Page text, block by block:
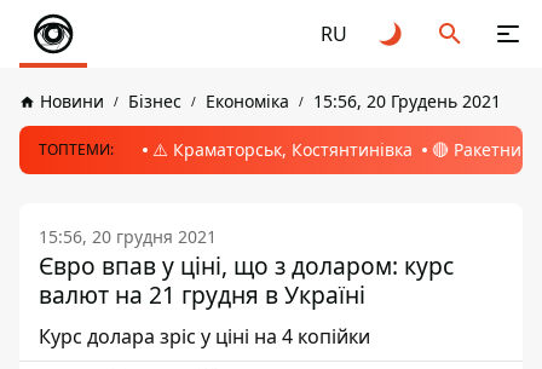
RU
Новини Бізнес Економіка 15:56, 20 Грудень 2021
ТОПТЕМИ: ⚠️ Краматорськ, Костянтинівка 🔴 Ракетний
15:56, 20 грудня 2021
Євро впав у ціні, що з доларом: курс
валют на 21 грудня в Україні
Курс долара зріс у ціні на 4 копійки